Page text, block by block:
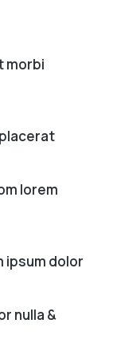
morbi
lorem
ipsum dolor
nulla &